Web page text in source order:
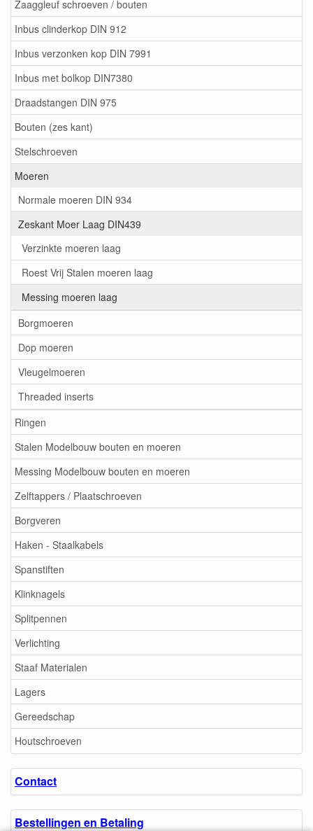
Zaaggleuf schroeven / bouten
Inbus clinderkop DIN 912
Inbus verzonken kop DIN 7991
Inbus met bolkop DIN7380
Draadstangen DIN 975
Bouten (zes kant)
Stelschroeven
Moeren
Normale moeren DIN 934
Zeskant Moer Laag DIN439
Verzinkte moeren laag
Roest Vrij Stalen moeren laag
Messing moeren laag
Borgmoeren
Dop moeren
Vleugelmoeren
Threaded inserts
Ringen
Stalen Modelbouw bouten en moeren
Messing Modelbouw bouten en moeren
Zelftappers / Plaatschroeven
Borgveren
Haken - Staalkabels
Spanstiften
Klinknagels
Splitpennen
Verlichting
Staaf Materialen
Lagers
Gereedschap
Houtschroeven
Contact
Bestellingen en Betaling